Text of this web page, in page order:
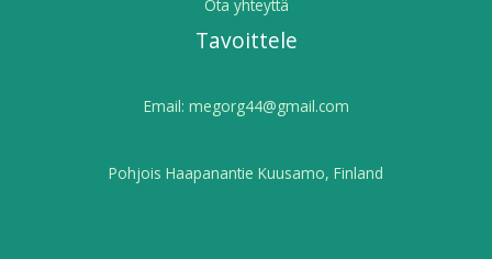
Ota yhteyttä
Tavoittele
Email: megorg44@gmail.com
Pohjois Haapanantie Kuusamo, Finland